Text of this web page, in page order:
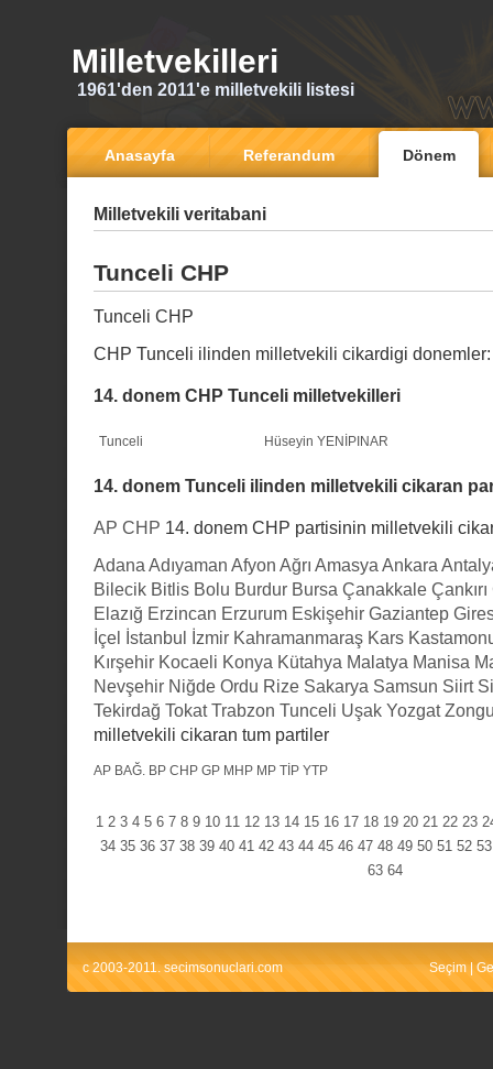
Milletvekilleri
1961'den 2011'e milletvekili listesi
Anasayfa Referandum Dönem
Milletvekili veritabani
Tunceli CHP
Tunceli CHP
CHP Tunceli ilinden milletvekili cikardigi
14. donem CHP Tunceli milletvekilleri
Tunceli Hüseyin YENİPINAR
14. donem Tunceli ilinden milletvekili cikaran
AP CHP 14. donem CHP partisinin milletvekili
Adana Adıyaman Afyon Ağrı Amasya Ankara
Bilecik Bitlis Bolu Burdur Bursa Çanakkale Çankırı
Elazığ Erzincan Erzurum Eskişehir Gaziantep
İçel
İstanbul İzmir Kahramanmaraş Kars
Kırşehir Kocaeli Konya Kütahya Malatya Manisa
Nevşehir Niğde Ordu Rize Sakarya Samsun Siirt
Tekirdağ Tokat Trabzon Tunceli Uşak Yozgat
milletvekili cikaran tum partiler
AP BAĞ. BP CHP GP MHP MP TİP YTP
1 2 3 4 5 6 7 8 9 10 11 12 13 14 15 16 17 18 19 20 21 22 23
34 35 36 37 38 39 40 41 42 43 44 45 46 47 48 49 50 51 52 53
63 64
c 2003-2011. secimsonuclari.com Seçim